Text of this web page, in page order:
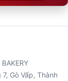
Gò Vấp, Thành